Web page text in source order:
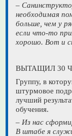
–
необходимая
больше, чем у
если что-то
хорошо. Вот и
ВЫТАЩИЛ 30
Группу, в
штурмовое
лучший
обучения.
– Из нас
В штабе я